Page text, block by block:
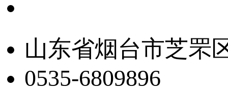
山东省烟台市芝罘
0535-6809896